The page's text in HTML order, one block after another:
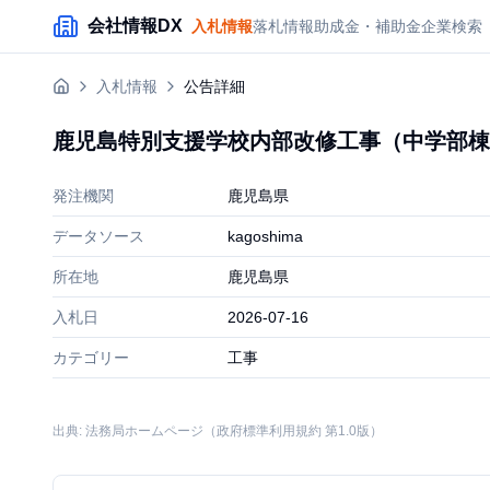
メインコンテンツにスキップ
会社情報DX 入札情報落札情報助成金・補助金企業検索
入札情報 公告詳細
鹿児島特別支援学校内部改修工事（中学部
発注機関 鹿児島県
データソース kagoshima
所在地 鹿児島県
入札日 2026-07-16
カテゴリー 工事
出典: 法務局ホームページ（政府標準利用規約 第1.0版）